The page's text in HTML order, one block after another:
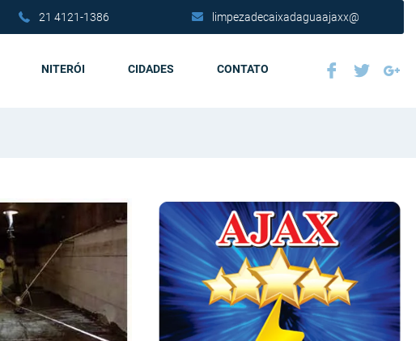
21 4121-1386 limpezadecaixadaguaajaxx@
NITERÓI CIDADES CONTATO